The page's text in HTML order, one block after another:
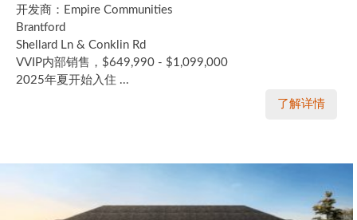
开发商：Empire Communities
Brantford
Shellard Ln & Conklin Rd
VVIP内部销售，$649,990 - $1,099,000
2025年夏开始入住 ...
了解详情